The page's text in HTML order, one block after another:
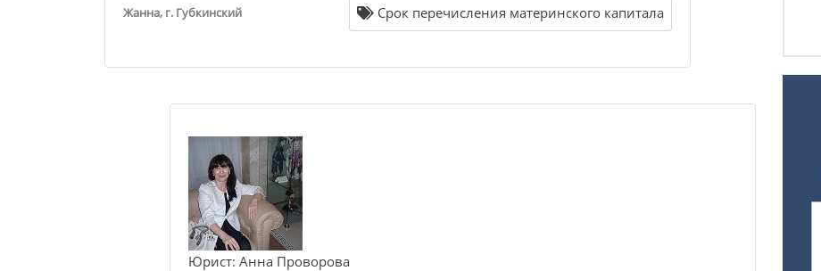
Жанна, г. Губкинский Срок перечисления материнского капитала
Юрист: Анна Проворова